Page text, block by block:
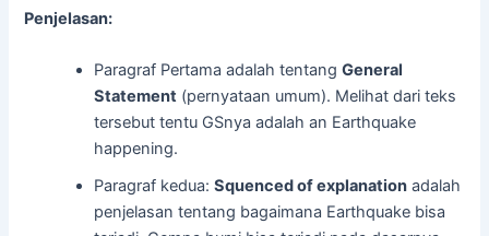
Penjelasan:
Paragraf Pertama adalah tentangGeneral
Statement (pernyataan umum). Melihat dari teks
tersebut tentu GSnya adalah an Earthquake
happening.
Paragraf kedua:Squenced of explanation adalah
penjelasan tentang bagaimana Earthquake bisa